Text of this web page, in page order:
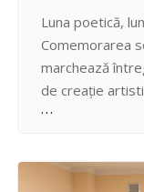
Luna poetică,
Comemorarea
marchează
de creație
marelui Om al
Electronică din
mulți